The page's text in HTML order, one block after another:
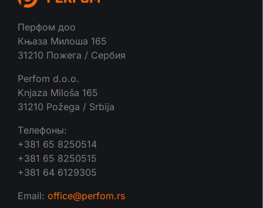
Перфом доо
Књаза Милоша 165
31210 Пожега / Сербия
Perfom d.o.o.
Knjaza Miloša 165
31210 Požega / Srbija
Tелефоны:
+381 65 8250514
+381 65 8250515
+381 64 6129305
Email: office@perfom.rs